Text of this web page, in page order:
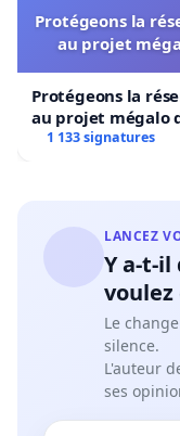
des
zone
attire plus de
Impact :Les
sont des
passage
de collision
oiseaux
6. Risque de
d'implantation)
Précédent :
ouvre la
Protégeons la
au projet
Protégeons la
au projet mégalo
1 133 signatures
LANCEZ
Y a-t-il
voulez
Le
silence.
L'auteur
ses